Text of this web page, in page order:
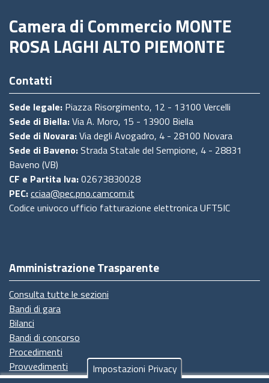
Camera di Commercio MONTE
ROSA LAGHI ALTO PIEMONTE
Contatti
Sede legale: Piazza Risorgimento, 12 - 13100 Vercelli
Sede di Biella:Via A. Moro, 15 - 13900 Biella
Sede di Novara:Via degli Avogadro, 4 - 28100 Novara
Sede di Baveno:Strada Statale del Sempione, 4 - 28831
Baveno (VB)
CF e Partita Iva:02673830028
PEC:cciaa@pec.pno.camcom.it
Codice univoco ufficio fatturazione elettronica UFT5IC
Amministrazione Trasparente
Consulta tutte le sezioni
Bandi di gara
Bilanci
Bandi di concorso
Procedimenti
Provvedimenti
Impostazioni Privacy